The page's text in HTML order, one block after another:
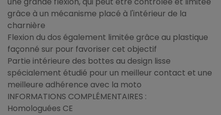
grâce à un mécanisme placé à l'intérieur de la
charnière
Flexion du dos également limitée grâce au plastique
façonné sur pour favoriser cet objectif
Partie intérieure des bottes au design lisse
spécialement étudié pour un meilleur contact et une
meilleure adhérence avec la moto
INFORMATIONS COMPLÉMENTAIRES :
Homologuées CE